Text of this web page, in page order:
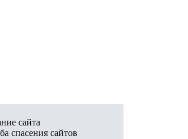
сайта
спасения сайтов